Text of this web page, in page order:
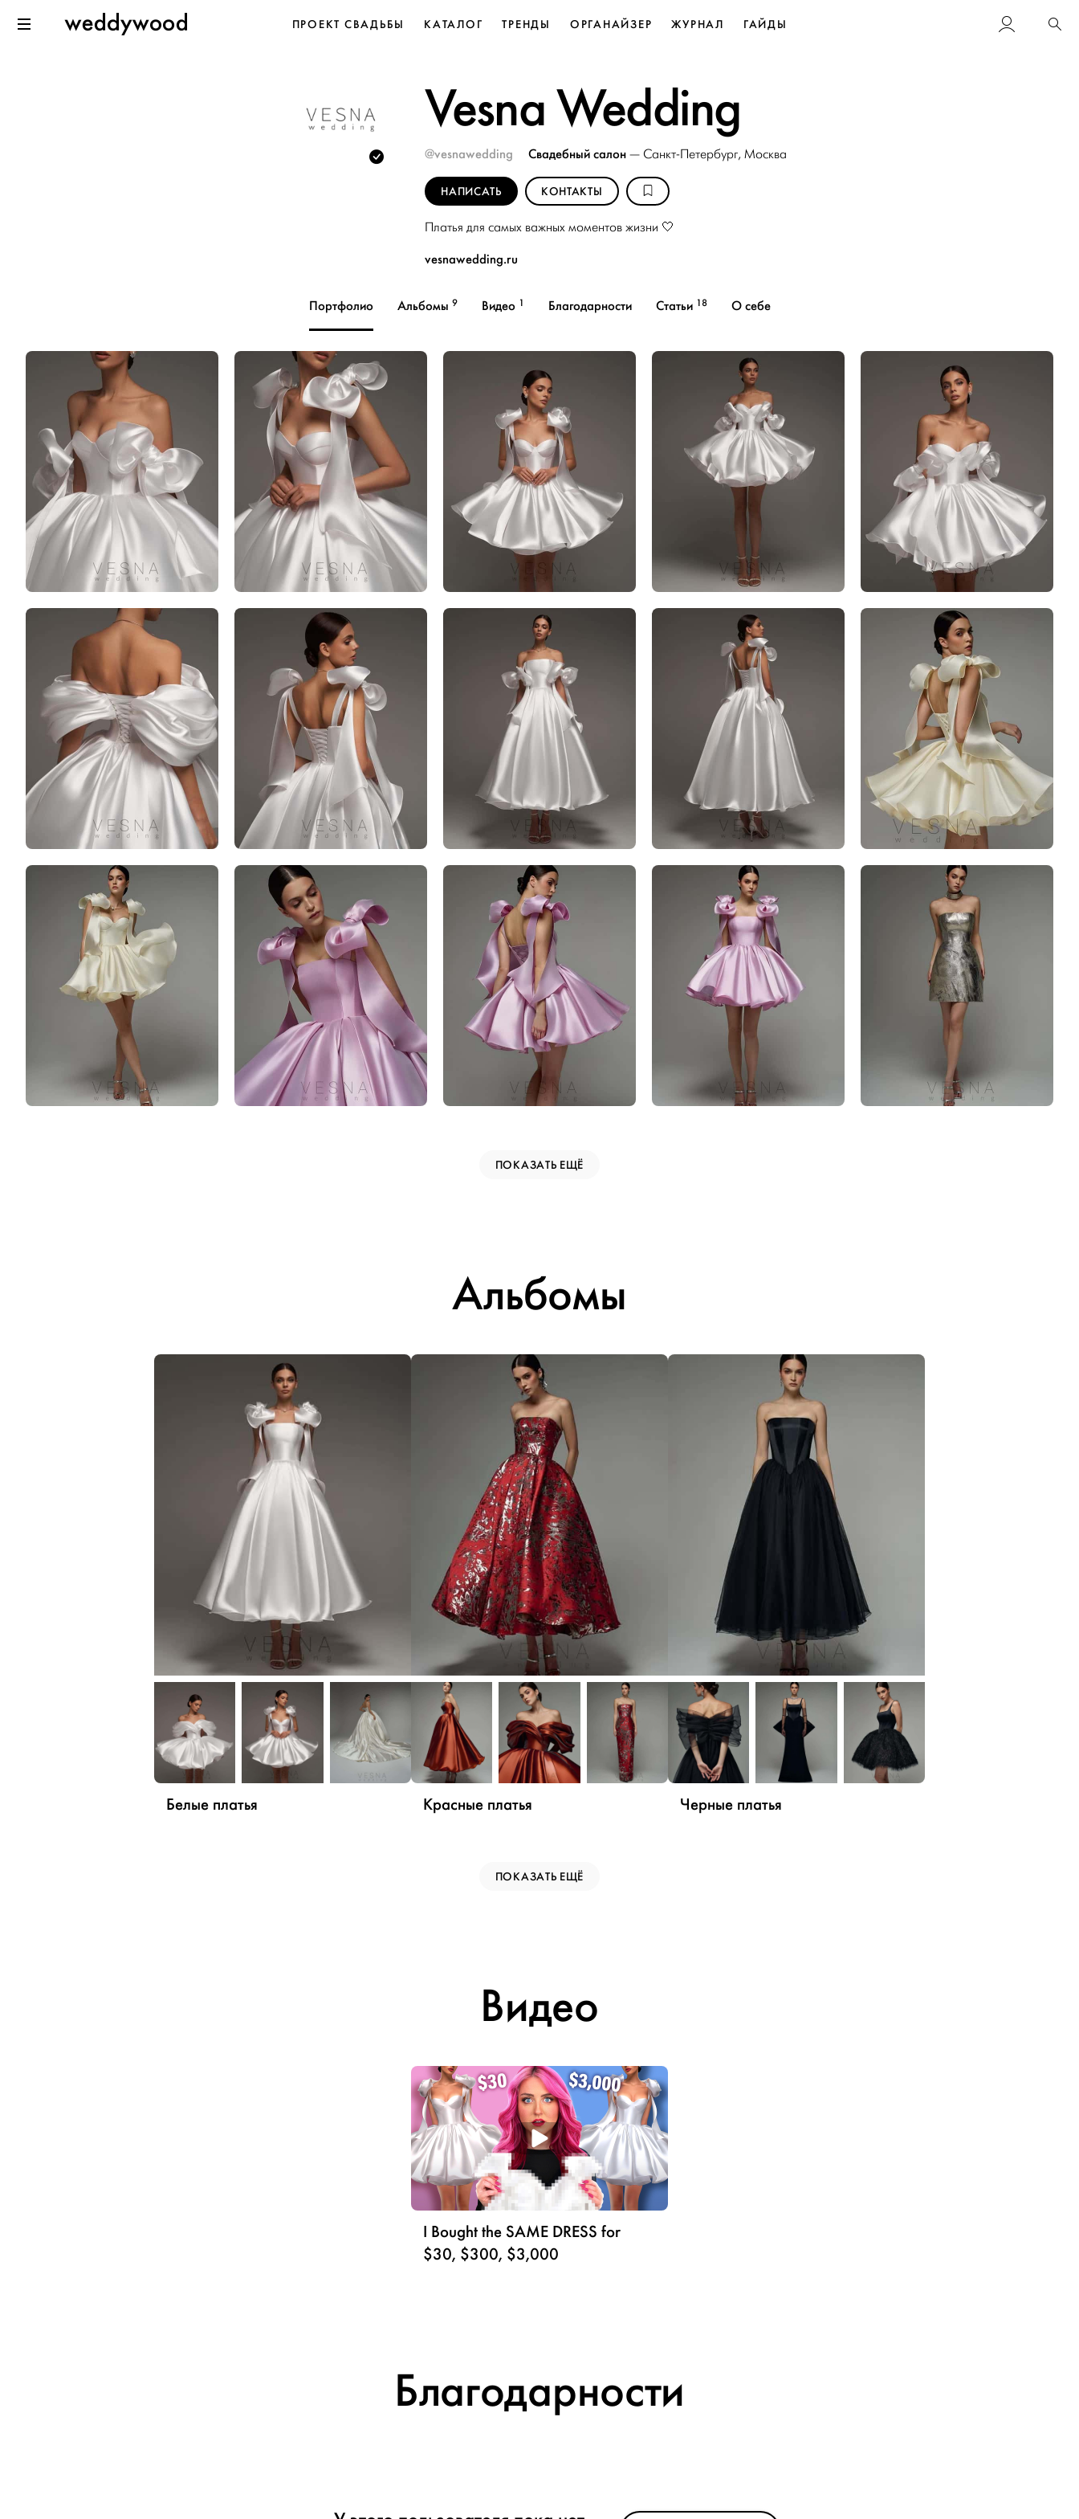
к содержанию
WeddywoodПРОЕКТ СВАДЬБЫ КАТАЛОГ ТРЕНДЫ ОРГАНАЙЗЕР ЖУРНАЛ ГАЙДЫ
Vesna Wedding
@vesnawedding Свадебный салон— Санкт-Петербург,Москва
НАПИСАТЬ КОНТАКТЫ
Платья для самых важных моментов жизни 🤍
vesnawedding.ru
Портфолио Альбомы 9 Видео 1 Благодарности Статьи 18 О себе
ПОКАЗАТЬ ЕЩЁ
Альбомы
Белые платья Красные платья Черные платья
ПОКАЗАТЬ ЕЩЁ
Видео
I Bought the SAME DRESS for
$30, $300, $3,000
Благодарности